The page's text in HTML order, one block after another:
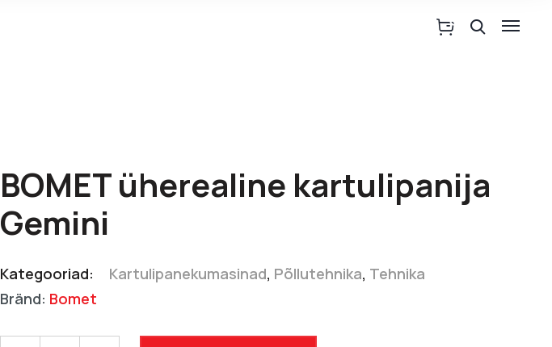
BOMET üherealine kartulipanija
Gemini
Kategooriad: Kartulipanekumasinad, Põllutehnika, Tehnika
Bränd: Bomet